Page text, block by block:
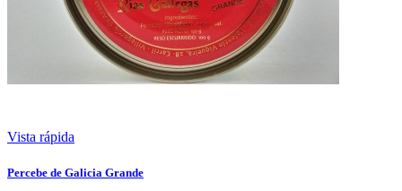
Vista rápida
Percebe de Galicia Grande